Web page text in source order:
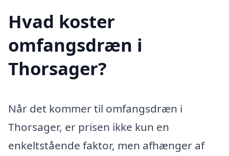
Hvad koster
omfangsdræn i
Thorsager?
Når det kommer til omfangsdræn i
Thorsager, er prisen ikke kun en
enkeltstående faktor, men afhænger af